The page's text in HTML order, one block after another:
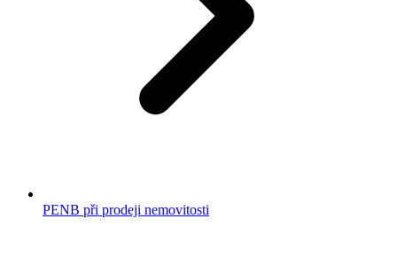
PENB při prodeji nemovitosti